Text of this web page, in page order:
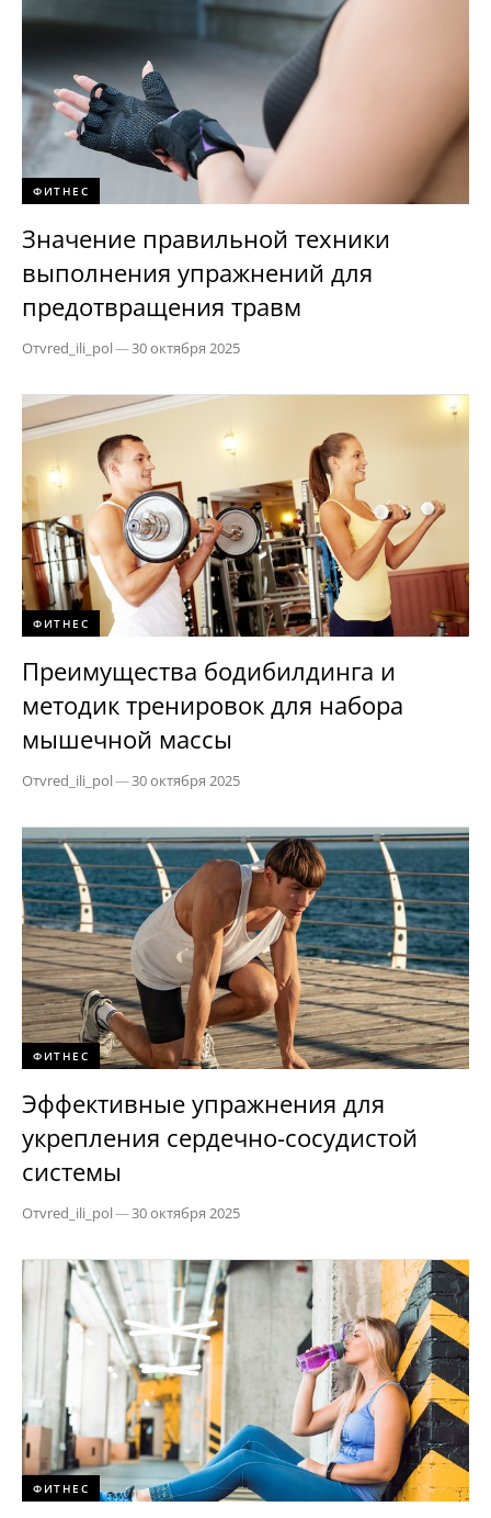
ФИТНЕС
Значение правильной техники
выполнения упражнений для
предотвращения травм
Отvred_ili_pol—30 октября 2025
ФИТНЕС
Преимущества бодибилдинга и
методик тренировок для набора
мышечной массы
Отvred_ili_pol—30 октября 2025
ФИТНЕС
Эффективные упражнения для
укрепления сердечно-сосудистой
системы
Отvred_ili_pol—30 октября 2025
ФИТНЕС